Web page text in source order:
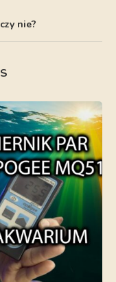
nie?